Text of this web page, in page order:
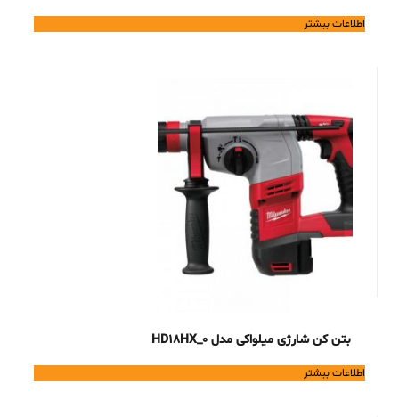
اطلاعات بیشتر
بتن کن شارژی میلواکی مدل HD18HX_0
اطلاعات بیشتر